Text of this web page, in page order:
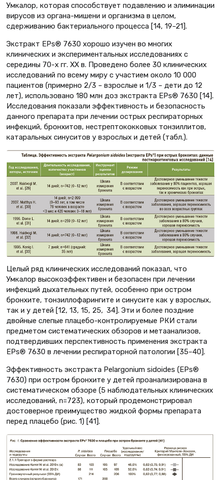
Умкалор, которая способствует подавлению и элиминации
вирусов из органа-мишени и организма в целом,
сдерживанию бактериального процесса [14, 19–21].
Экстракт EPs® 7630 хорошо изучен во многих
клинических и экспериментальных исследованиях с
середины 70-х гг. XX в. Проведено более 30 клинических
исследований по всему миру с участием около 10 000
пациентов (примерно 2/3 – взрослые и 1/3 – дети до 12
лет), использовано 180 млн доз экстракта EPs® 7630 [14].
Исследования показали эффективность и безопасность
данного препарата при лечении острых респираторных
инфекций, бронхитов, нестрептококковых тонзиллитов,
катаральных синуситов у взрослых и детей (табл.).
Целый ряд клинических исследований показал, что
Умкалор высокоэффективен и безопасен при лечении
инфекций дыхательных путей, особенно при остром
бронхите, тонзиллофарингите и синусите как у взрослых,
так и у детей [12, 13, 15, 25, 34]. Эти и более поздние
двойные слепые плацебо-контролируемые РКИ стали
предметом систематических обзоров и метаанализов,
подтвердивших перспективность применения экстракта
EPs® 7630 в лечении респираторной патологии [35–40].
Эффективность экстракта Pelargonium sidoides (EPs®
7630) при остром бронхите у детей проанализирована в
систематическом обзоре (5 наблюдательных клинических
исследований, n=723), который продемонстрировал
достоверное преимущество жидкой формы препарата
перед плацебо (рис. 1) [41].